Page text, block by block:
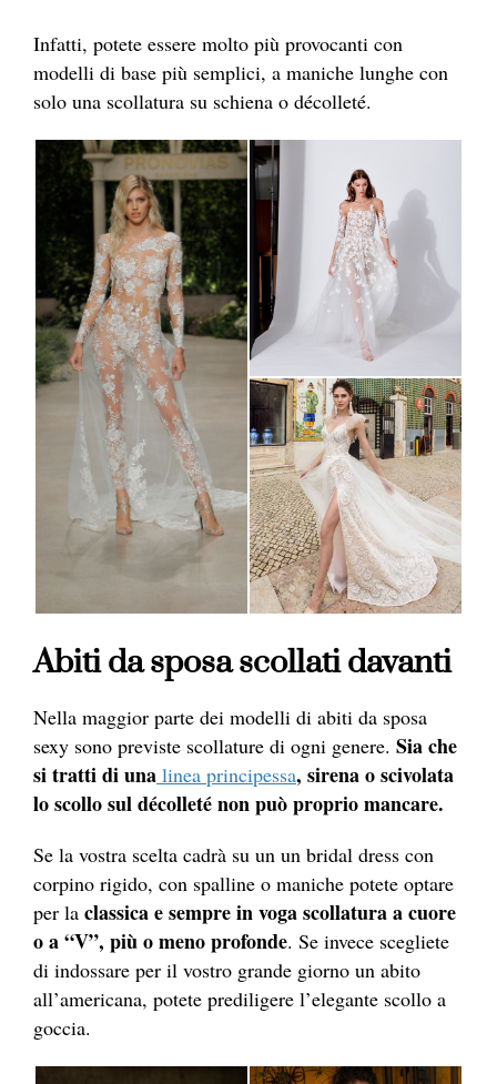
Infatti, potete essere molto più provocanti con
modelli di base più semplici, a maniche lunghe con
solo una scollatura su schiena o décolleté.
Abiti da sposa scollati davanti
Nella maggior parte dei modelli di abiti da sposa
sexy sono previste scollature di ogni genere. Sia che
si tratti di una linea principessa, sirena o scivolata
lo scollo sul décolleté non può proprio mancare.
Se la vostra scelta cadrà su un un bridal dress con
corpino rigido, con spalline o maniche potete optare
per la classica e sempre in voga scollatura a cuore
o a “V”, più o meno profonde. Se invece scegliete
di indossare per il vostro grande giorno un abito
all’americana, potete prediligere l’elegante scollo a
goccia.